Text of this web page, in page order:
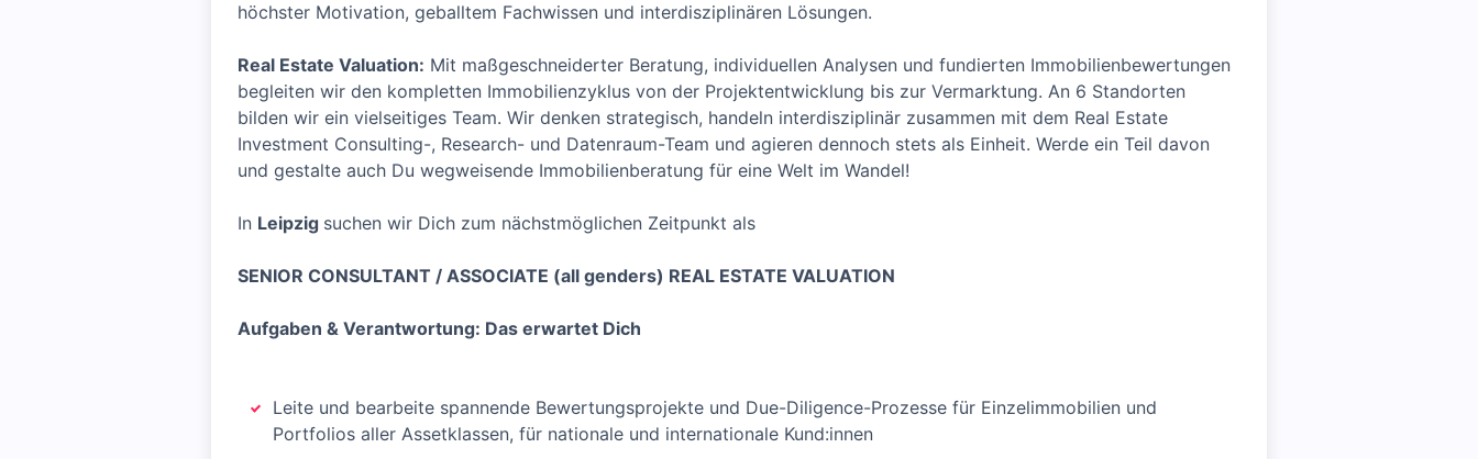
höchster Motivation, geballtem Fachwissen und interdisziplinären Lösungen.
Real Estate Valuation: Mit maßgeschneiderter Beratung, individuellen Analysen und fundierten Immobilienbewertungen
begleiten wir den kompletten Immobilienzyklus von der Projektentwicklung bis zur Vermarktung. An 6 Standorten
bilden wir ein vielseitiges Team. Wir denken strategisch, handeln interdisziplinär zusammen mit dem Real Estate
Investment Consulting-, Research- und Datenraum-Team und agieren dennoch stets als Einheit. Werde ein Teil davon
und gestalte auch Du wegweisende Immobilienberatung für eine Welt im Wandel!
In Leipzig suchen wir Dich zum nächstmöglichen Zeitpunkt als
SENIOR CONSULTANT / ASSOCIATE (all genders) REAL ESTATE VALUATION
Aufgaben & Verantwortung: Das erwartet Dich
Leite und bearbeite spannende Bewertungsprojekte und Due-Diligence-Prozesse für Einzelimmobilien und
Portfolios aller Assetklassen, für nationale und internationale Kund:innen